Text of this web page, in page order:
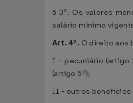
§ 3º. Os valores
salário mínimo
Art. 4º. O direito aos
I - pecuniário (artigo
(artigo 5º);
II - outros benefícios